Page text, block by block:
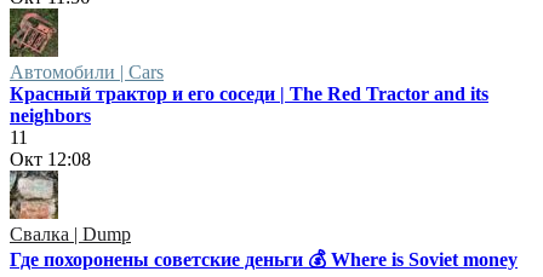
Автомобили | Cars
Красный трактор и его соседи | The Red Tractor and its
neighbors
11
Окт 12:08
Свалка | Dump
Где похоронены советские деньги 💰 Where is Soviet money